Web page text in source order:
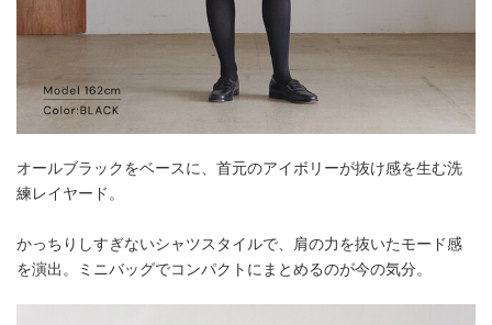
オールブラックをベースに、首元のアイボリーが抜け感を生む洗
練レイヤード。
かっちりしすぎないシャツスタイルで、肩の力を抜いたモード感
を演出。ミニバッグでコンパクトにまとめるのが今の気分。